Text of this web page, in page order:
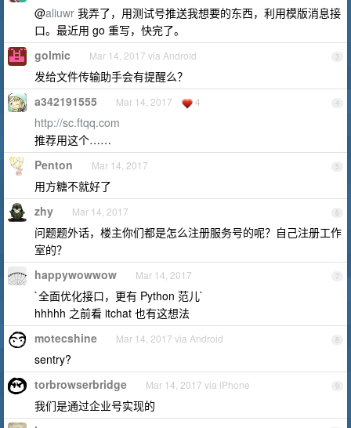
@aliuwr 我弄了，用测试号推送我想要的东西，利用模版消息接
口。最近用 go 重写，快完了。
3
golmic Mar 14, 2017 via Android
发给文件传输助手会有提醒么？
4
a342191555 Mar 14, 2017 4
http://sc.ftqq.com
推荐用这个……
5
Penton Mar 14, 2017
用方糖不就好了
6
zhy Mar 14, 2017
问题题外话，楼主你们都是怎么注册服务号的呢？自己注册工作
室的？
7
happywowwow Mar 14, 2017
`全面优化接口，更有 Python 范儿`
hhhhh 之前看 itchat 也有这想法
8
motecshine Mar 14, 2017 via Android
sentry?
9
torbrowserbridge Mar 14, 2017 via iPhone
我们是通过企业号实现的